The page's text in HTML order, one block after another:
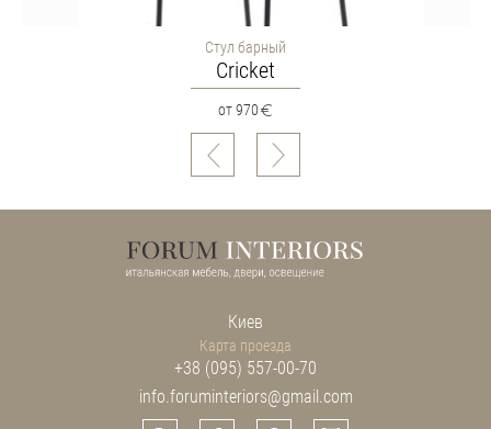
Стул барный
Cricket
от 970
Киев
Карта проезда
+38 (095) 557-00-70
info.foruminteriors@gmail.com